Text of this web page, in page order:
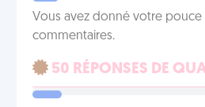
Vous avez donné votre pouce
commentaires.
50 RÉPONSES DE